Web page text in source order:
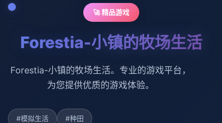
🚀 精品游戏
Forestia-小镇的牧场生活
Forestia-小镇的牧场生活。专业的游戏平台，
为您提供优质的游戏体验。
#模拟生活 #种田